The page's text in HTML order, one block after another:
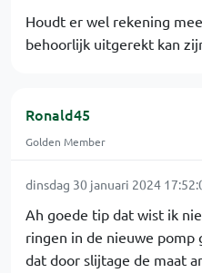
Houdt er wel rekening
behoorlijk uitgerekt kan
Ronald45
Golden Member
dinsdag 30 januari 2024
Ah goede tip dat wist ik
ringen in de nieuwe pomp
dat door slijtage de maat